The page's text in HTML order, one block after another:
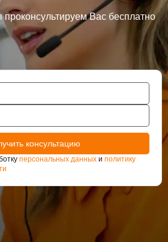
проконсультируем Вас бесплатно
персональных данных и политику